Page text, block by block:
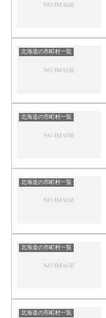
北海道の市町村一覧
北海道の市町村一覧
北海道の市町村一覧
北海道の市町村一覧
北海道の市町村一覧